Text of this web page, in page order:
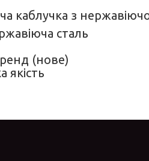
каблучка з
сталь
(нове)
якість